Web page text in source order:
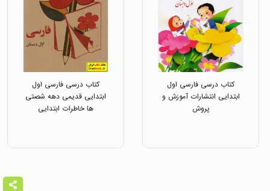
کتاب درسی فارسی اول
ابتدایی انتشارات آموزش و
پروش
کتاب درسی فارسی اول
ابتدایی قدیمی دهه شصتی
ها خاطرات ابتدایی